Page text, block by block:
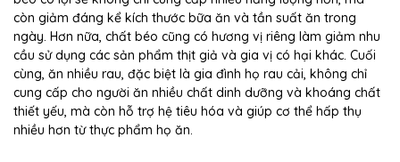
còn giảm đáng kể kích thước bữa ăn và tần suất ăn trong
ngày. Hơn nữa, chất béo cũng có hương vị riêng làm giảm nhu
cầu sử dụng các sản phẩm thịt giả và gia vị có hại khác. Cuối
cùng, ăn nhiều rau, đặc biệt là gia đình họ rau cải, không chỉ
cung cấp cho người ăn nhiều chất dinh dưỡng và khoáng chất
thiết yếu, mà còn hỗ trợ hệ tiêu hóa và giúp cơ thể hấp thụ
nhiều hơn từ thực phẩm họ ăn.